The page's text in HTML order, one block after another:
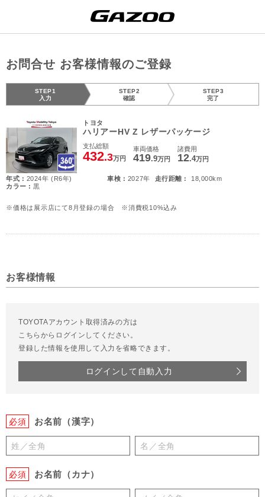
お問合せ お客様情報のご登録
STEP1
入力
STEP2
確認
STEP3
完了
トヨタ
ハリアーHV Z レザーパッケージ
支払総額
432.3万円
車両価格
419.9万円
諸費用
12.4万円
年式 : 2024年 (R6年) 車検 : 2027年 走行距離 :
18,000km
カラー :黒
※価格は展示店にて8月登録の場合 ※消費税10%込み
お客様情報
TOYOTAアカウント取得済みの方は
こちらからログインしてください。
登録した情報を使用して入力を省略できます。
ログインして自動入力
必須 お名前（漢字）
必須 お名前（カナ）